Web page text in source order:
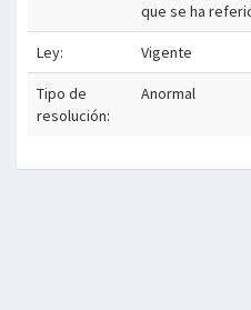
que se ha
Ley: Vigente
Tipo de
resolución:
Anormal